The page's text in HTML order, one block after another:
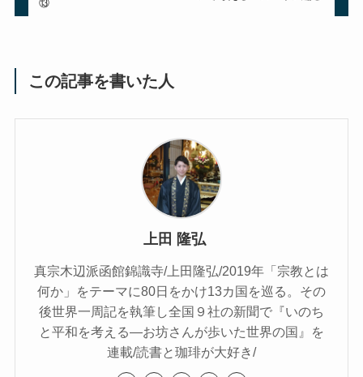
⑬
この記事を書いた人
上田 隆弘
真宗木辺派函館錦識寺/上田隆弘/2019年「宗教とは
何か」をテーマに80日をかけ13カ国を巡る。その
後世界一周記を執筆し全国９社の新聞で『いのち
と平和を考える―お坊さんが歩いた世界の国』を
連載/読書と珈琲が大好き/